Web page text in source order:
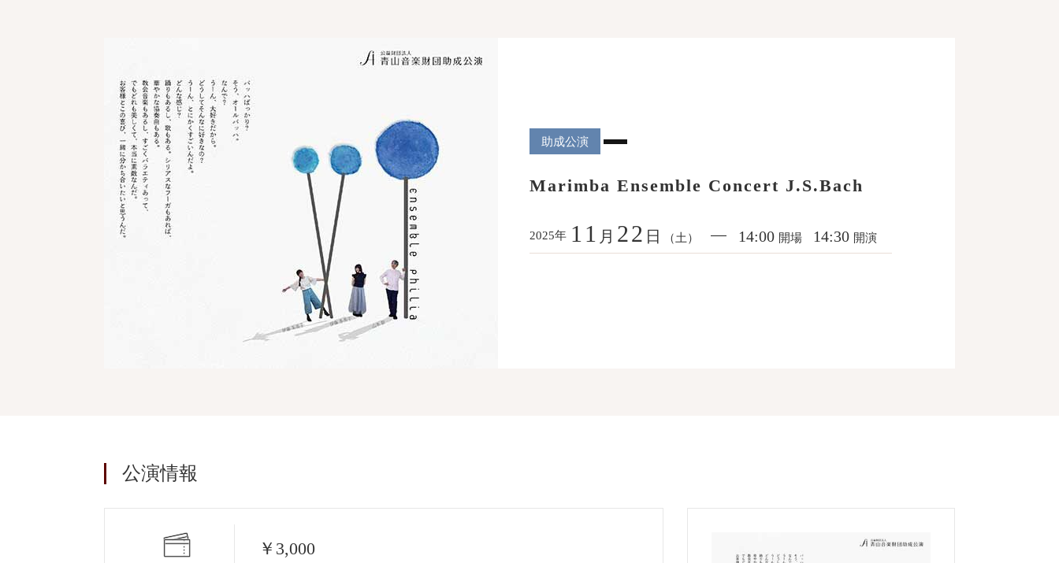
助成公演
Marimba Ensemble Concert J.S.Bach
2025年 11 月 22 日 （土） 14:00 開場 14:30 開演
公演情報
￥3,000